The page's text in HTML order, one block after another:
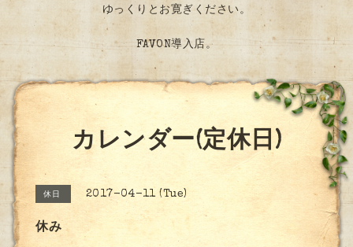
ゆっくりとお寛ぎください。
FAVON導入店。
カレンダー(定休日)
休日 2017-04-11 (Tue)
休み